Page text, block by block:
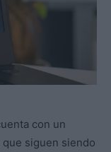
con un
siguen siendo